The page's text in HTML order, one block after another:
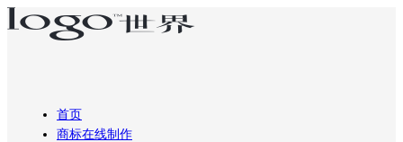
首页
商标在线制作